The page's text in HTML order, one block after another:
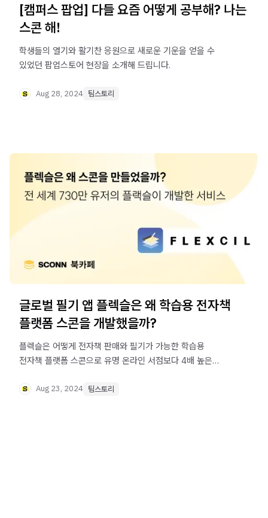
[캠퍼스 팝업] 다들 요즘 어떻게 공부해? 나는
스콘 해!
학생들의 열기와 활기찬 응원으로 새로운 기운을 얻을 수
있었던 팝업스토어 현장을 소개해 드립니다.
Aug 28, 2024 팀스토리
글로벌 필기 앱 플렉슬은 왜 학습용 전자책
플랫폼 스콘을 개발했을까?
플렉슬은 어떻게 전자책 판매와 필기가 가능한 학습용
전자책 플랫폼 스콘으로 유명 온라인 서점보다 4배 높은
Aug 23, 2024 팀스토리